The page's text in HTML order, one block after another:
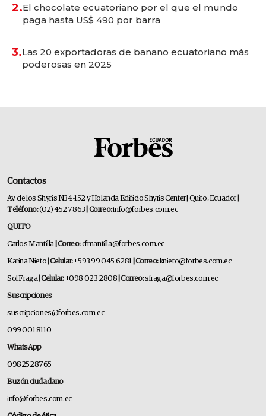
2.El chocolate ecuatoriano por el que el mundo
paga hasta US$ 490 por barra
3.Las 20 exportadoras de banano ecuatoriano más
poderosas en 2025
Contactos
Av. de los Shyris N34-152 y Holanda Edificio Shyris Center | Quito, Ecuador
Teléfono:(02) 452 7863 | Correo:info@forbes.com.ec
QUITO
Carlos Mantilla | Correo:cfmantilla@forbes.com.ec
Karina Nieto | Celular:+593 99 045 6281 | Correo:knieto@forbes.com.ec
Sol Fraga| Celular:+098 023 2808 | Correo:sfraga@forbes.com.ec
Suscripciones
suscripciones@forbes.com.ec
099 001 8110
WhatsApp
0982528765
Buzón ciudadano
info@forbes.com.ec